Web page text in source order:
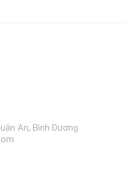
An, Bình Dương